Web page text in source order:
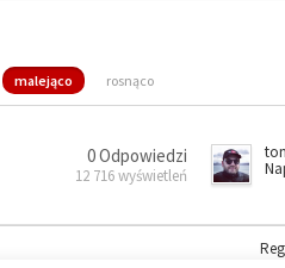
malejąco rosnąco
0 Odpowiedzi
12 716 wyświetleń